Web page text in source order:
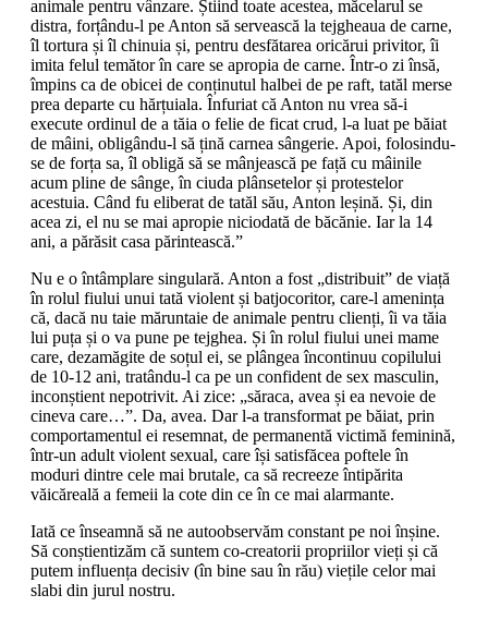
animale pentru vânzare. Știind toate acestea, măcelarul se
distra, forțându-l pe Anton să servească la tejgheaua de carne,
îl tortura și îl chinuia și, pentru desfătarea oricărui privitor, îi
imita felul temător în care se apropia de carne. Într-o zi însă,
împins ca de obicei de conținutul halbei de pe raft, tatăl merse
prea departe cu hărțuiala. Înfuriat că Anton nu vrea să-i
execute ordinul de a tăia o felie de ficat crud, l-a luat pe băiat
de mâini, obligându-l să țină carnea sângerie. Apoi, folosindu-
se de forța sa, îl obligă să se mânjească pe față cu mâinile
acum pline de sânge, în ciuda plânsetelor și protestelor
acestuia. Când fu eliberat de tatăl său, Anton leșină. Și, din
acea zi, el nu se mai apropie niciodată de băcănie. Iar la 14
ani, a părăsit casa părintească.”
Nu e o întâmplare singulară. Anton a fost „distribuit” de viață
în rolul fiului unui tată violent și batjocoritor, care-l amenința
că, dacă nu taie măruntaie de animale pentru clienți, îi va tăia
lui puța și o va pune pe tejghea. Și în rolul fiului unei mame
care, dezamăgite de soțul ei, se plângea încontinuu copilului
de 10-12 ani, tratându-l ca pe un confident de sex masculin,
inconștient nepotrivit. Ai zice: „săraca, avea și ea nevoie de
cineva care…”. Da, avea. Dar l-a transformat pe băiat, prin
comportamentul ei resemnat, de permanentă victimă feminină,
într-un adult violent sexual, care își satisfăcea poftele în
moduri dintre cele mai brutale, ca să recreeze întipărita
văicăreală a femeii la cote din ce în ce mai alarmante.
Iată ce înseamnă să ne autoobservăm constant pe noi înșine.
Să conștientizăm că suntem co-creatorii propriilor vieți și că
putem influența decisiv (în bine sau în rău) viețile celor mai
slabi din jurul nostru.